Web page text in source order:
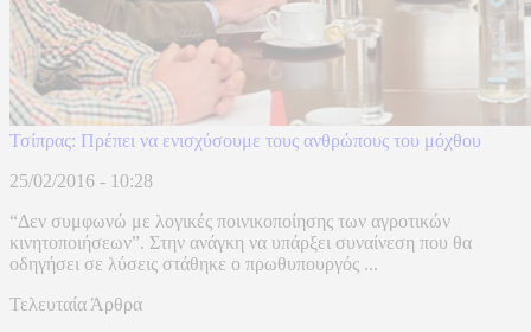
Τσίπρας: Πρέπει να ενισχύσουμε τους ανθρώπους του μόχθου
25/02/2016 - 10:28
“Δεν συμφωνώ με λογικές ποινικοποίησης των αγροτικών
κινητοποιήσεων”. Στην ανάγκη να υπάρξει συναίνεση που θα
οδηγήσει σε λύσεις στάθηκε ο πρωθυπουργός ...
Τελευταία Άρθρα